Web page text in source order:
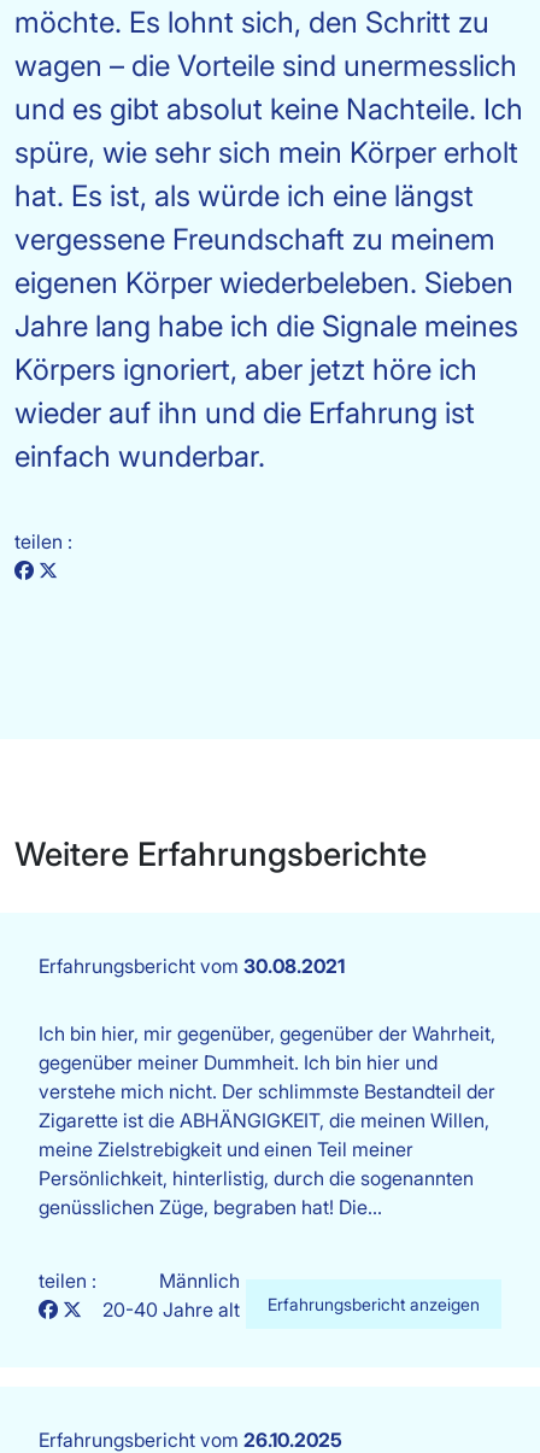
möchte. Es lohnt sich, den Schritt zu
wagen – die Vorteile sind unermesslich
und es gibt absolut keine Nachteile. Ich
spüre, wie sehr sich mein Körper erholt
hat. Es ist, als würde ich eine längst
vergessene Freundschaft zu meinem
eigenen Körper wiederbeleben. Sieben
Jahre lang habe ich die Signale meines
Körpers ignoriert, aber jetzt höre ich
wieder auf ihn und die Erfahrung ist
einfach wunderbar.
teilen :
Weitere Erfahrungsberichte
Erfahrungsbericht vom 30.08.2021
Ich bin hier, mir gegenüber, gegenüber der Wahrheit,
gegenüber meiner Dummheit. Ich bin hier und
verstehe mich nicht. Der schlimmste Bestandteil der
Zigarette ist die ABHÄNGIGKEIT, die meinen Willen,
meine Zielstrebigkeit und einen Teil meiner
Persönlichkeit, hinterlistig, durch die sogenannten
genüsslichen Züge, begraben hat! Die…
teilen :
Erfahrungsbericht anzeigen
Männlich
20-40 Jahre alt
Erfahrungsbericht vom 26.10.2025